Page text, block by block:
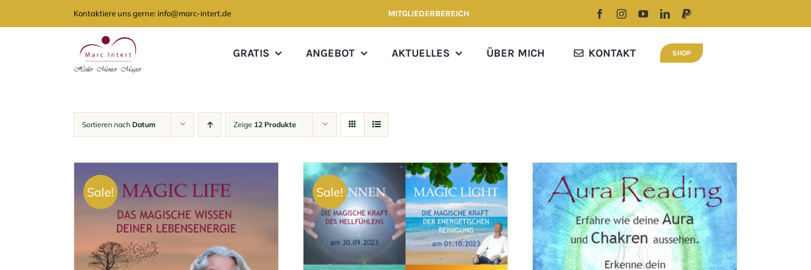
Inhalt
Kontaktiere uns gerne: info@marc-intert.de MITGLIEDERBEREICH
GRATIS ANGEBOT AKTUELLES ÜBER MICH KONTAKT SHOP
Sortieren nach Datum Zeige 12 Produkte
Sale! Sale!